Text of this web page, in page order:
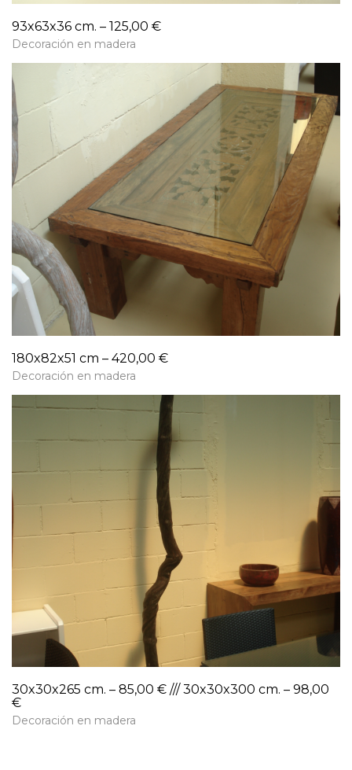
93x63x36 cm. – 125,00 €
Decoración en madera
180x82x51 cm – 420,00 €
Decoración en madera
30x30x265 cm. – 85,00 € /// 30x30x300 cm. – 98,00
€
Decoración en madera